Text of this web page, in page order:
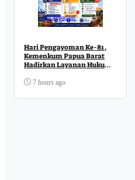
Uncategorized
Hari Pengayoman Ke-81,
Kemenkum Papua Barat
Hadirkan Layanan Hukum
7 hours ago